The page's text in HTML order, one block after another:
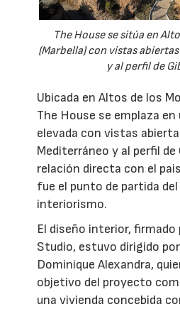
The House se sitúa en
(Marbella) con vistas
y al perfil de
Ubicada en Altos de los
The House se emplaza
elevada con vistas
Mediterráneo y al perfil de
relación directa con el
fue el punto de partida
interiorismo.
El diseño interior, firmado
Studio, estuvo dirigido
Dominique Alexandra,
objetivo del proyecto
una vivienda concebida